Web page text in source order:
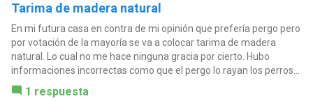
Tarima de madera natural
En mi futura casa en contra de mi opinión que prefería pergo pero
por votación de la mayoría se va a colocar tarima de madera
natural. Lo cual no me hace ninguna gracia por cierto. Hubo
informaciones incorrectas como que el pergo lo rayan los perros...
1 respuesta